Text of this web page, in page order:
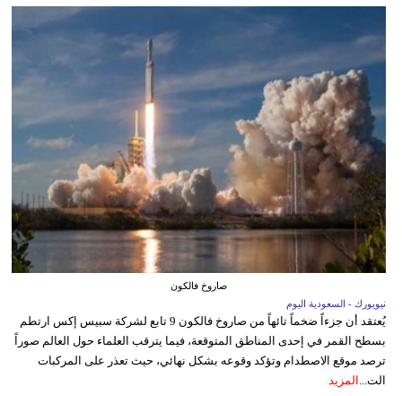
صاروخ فالكون
نيويورك - السعودية اليوم
يُعتقد أن جزءاً ضخماً تائهاً من صاروخ فالكون 9 تابع لشركة سبيس إكس ارتطم
بسطح القمر في إحدى المناطق المتوقعة، فيما يترقب العلماء حول العالم صوراً
ترصد موقع الاصطدام وتؤكد وقوعه بشكل نهائي، حيث تعذر على المركبات
الت... المزيد